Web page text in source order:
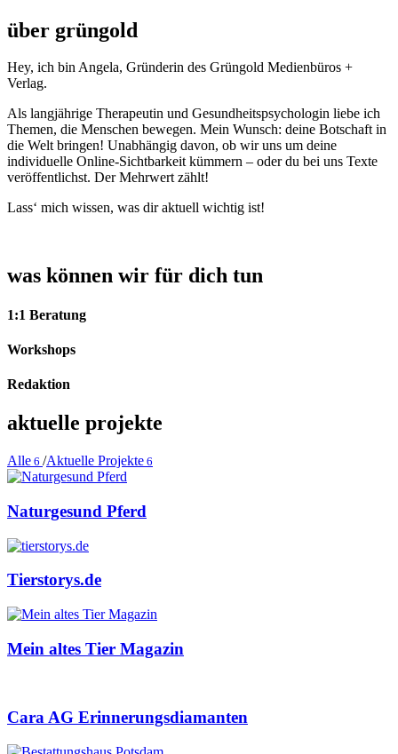
über grüngold
Hey, ich bin Angela, Gründerin des Grüngold Medienbüros +
Verlag.
Als langjährige Therapeutin und Gesundheitspsychologin liebe ich
Themen, die Menschen bewegen. Mein Wunsch: deine Botschaft in
die Welt bringen! Unabhängig davon, ob wir uns um deine
individuelle Online-Sichtbarkeit kümmern – oder du bei uns Texte
veröffentlichst. Der Mehrwert zählt!
Lass‘ mich wissen, was dir aktuell wichtig ist!
was können wir für dich tun
1:1 Beratung
Workshops
Redaktion
aktuelle projekte
Alle 6 /Aktuelle Projekte 6
Naturgesund Pferd
Tierstorys.de
Mein altes Tier Magazin
Cara AG Erinnerungsdiamanten